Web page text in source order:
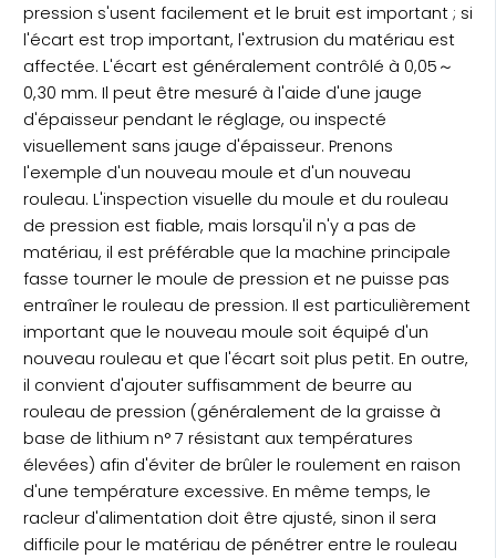
pression s'usent facilement et le bruit est important ; si
l'écart est trop important, l'extrusion du matériau est
affectée. L'écart est généralement contrôlé à 0,05～
0,30 mm. Il peut être mesuré à l'aide d'une jauge
d'épaisseur pendant le réglage, ou inspecté
visuellement sans jauge d'épaisseur. Prenons
l'exemple d'un nouveau moule et d'un nouveau
rouleau. L'inspection visuelle du moule et du rouleau
de pression est fiable, mais lorsqu'il n'y a pas de
matériau, il est préférable que la machine principale
fasse tourner le moule de pression et ne puisse pas
entraîner le rouleau de pression. Il est particulièrement
important que le nouveau moule soit équipé d'un
nouveau rouleau et que l'écart soit plus petit. En outre,
il convient d'ajouter suffisamment de beurre au
rouleau de pression (généralement de la graisse à
base de lithium n° 7 résistant aux températures
élevées) afin d'éviter de brûler le roulement en raison
d'une température excessive. En même temps, le
racleur d'alimentation doit être ajusté, sinon il sera
difficile pour le matériau de pénétrer entre le rouleau